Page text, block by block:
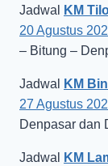
Jadwal KM
20 Agustus
– Bitung –
Jadwal KM
27 Agustus
Denpasar dan
Jadwal KM